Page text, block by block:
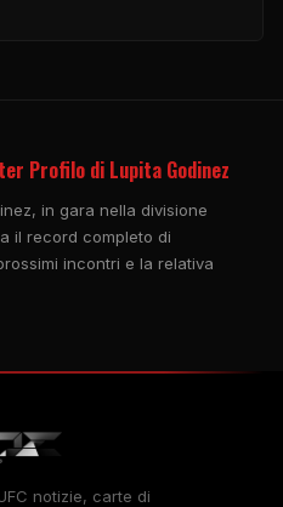
Profilo di Lupita Godinez
in gara nella divisione
il record completo di
incontri e la relativa
notizie, carte di